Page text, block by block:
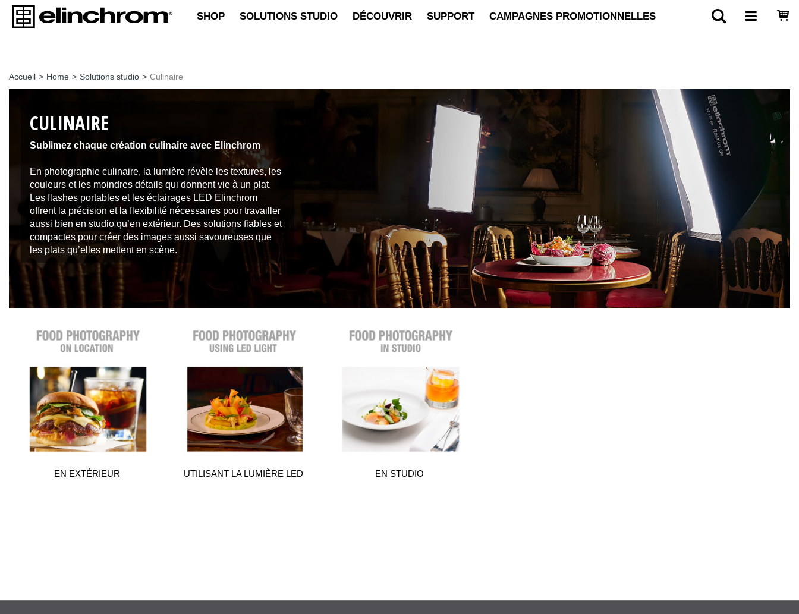
SHOP SOLUTIONS STUDIO DÉCOUVRIR SUPPORT CAMPAGNES PROMOTIONNELLES
Accueil > Home > Solutions studio > Culinaire
CULINAIRE
Sublimez chaque création culinaire avec Elinchrom
En photographie culinaire, la lumière révèle les textures, les
couleurs et les moindres détails qui donnent vie à un plat.
Les flashes portables et les éclairages LED Elinchrom
offrent la précision et la flexibilité nécessaires pour travailler
aussi bien en studio qu’en extérieur. Des solutions fiables et
compactes pour créer des images aussi savoureuses que
les plats qu’elles mettent en scène.
EN EXTÉRIEUR UTILISANT LA LUMIÈRE LED EN STUDIO